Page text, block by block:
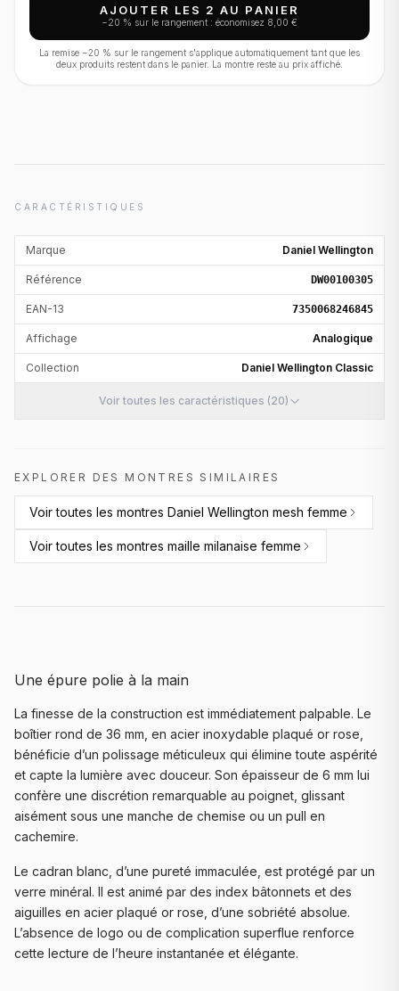
AJOUTER LES 2 AU PANIER
−20 % sur le rangement : économisez 8,00 €
La remise −20 % sur le rangement s'applique automatiquement tant que les
deux produits restent dans le panier. La montre reste au prix affiché.
CARACTÉRISTIQUES
Marque Daniel Wellington
Référence DW00100305
EAN-13 7350068246845
Affichage Analogique
Collection Daniel Wellington Classic
Voir toutes les caractéristiques (20)
EXPLORER DES MONTRES SIMILAIRES
Voir toutes les montres Daniel Wellington mesh femme
Voir toutes les montres maille milanaise femme
Une épure polie à la main
La finesse de la construction est immédiatement palpable. Le
boîtier rond de 36 mm, en acier inoxydable plaqué or rose,
bénéficie d’un polissage méticuleux qui élimine toute aspérité
et capte la lumière avec douceur. Son épaisseur de 6 mm lui
confère une discrétion remarquable au poignet, glissant
aisément sous une manche de chemise ou un pull en
cachemire.
Le cadran blanc, d’une pureté immaculée, est protégé par un
verre minéral. Il est animé par des index bâtonnets et des
aiguilles en acier plaqué or rose, d’une sobriété absolue.
L’absence de logo ou de complication superflue renforce
cette lecture de l’heure instantanée et élégante.